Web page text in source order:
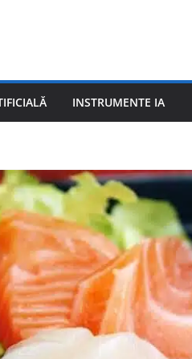
INSTRUMENTE IA